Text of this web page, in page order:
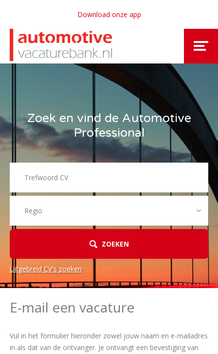
Download onze app
Zoek en vind de Automotive
Professional
ZOEKEN
Uitgebreid CV's zoeken
E-mail een vacature
Vul in het formulier hieronder zowel jouw naam en e-mailadres
in als dat van de ontvanger. Je ontvangt een bevestiging van